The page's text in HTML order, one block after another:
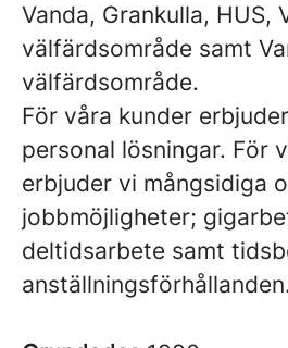
Vanda, Grankulla, HUS,
välfärdsområde samt
välfärdsområde.
För våra kunder
personal lösningar. För
erbjuder vi mångsidiga
jobbmöjligheter;
deltidsarbete samt